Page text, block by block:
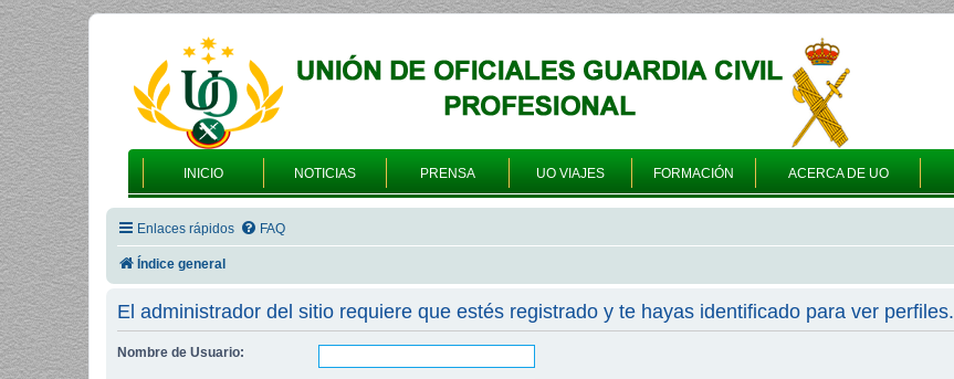
INICIO NOTICIAS PRENSA UO VIAJES FORMACIÓN ACERCA DE UO
Enlaces rápidos FAQ
Índice general
El administrador del sitio requiere que estés registrado y te hayas identificado para ver perfiles.
Nombre de Usuario: